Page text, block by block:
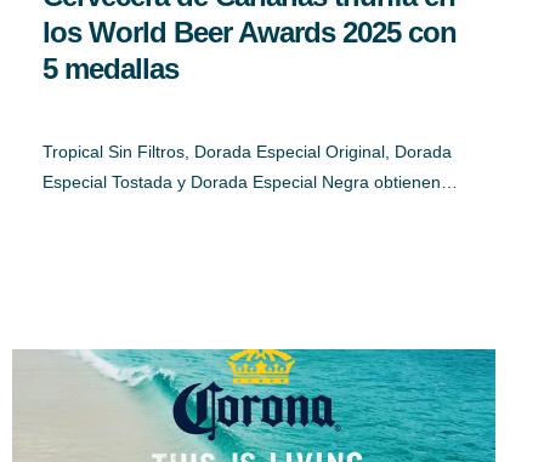
los World Beer Awards 2025 con
5 medallas
Tropical Sin Filtros, Dorada Especial Original, Dorada
Especial Tostada y Dorada Especial Negra obtienen…